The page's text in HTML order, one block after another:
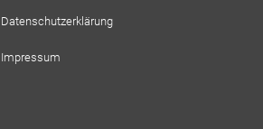
Datenschutzerklärung
Impressum